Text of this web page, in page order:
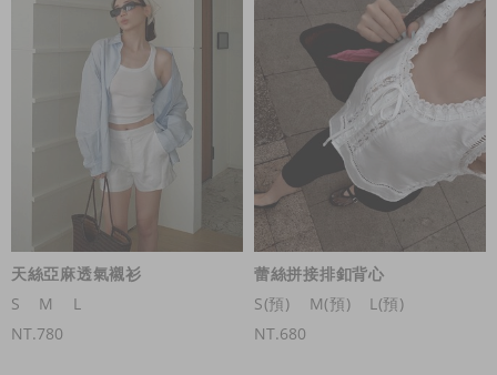
天絲亞麻透氣襯衫
S
M
L
NT.780
蕾絲拼接排釦背心
S(預)
M(預)
L(預)
NT.680